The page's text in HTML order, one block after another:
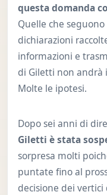
questa domanda
Quelle che
dichiarazioni
informazioni e
di Giletti non andrà
Molte le ipotesi.
Dopo sei anni di
Giletti è stata
sorpresa molti
puntate fino al
decisione dei